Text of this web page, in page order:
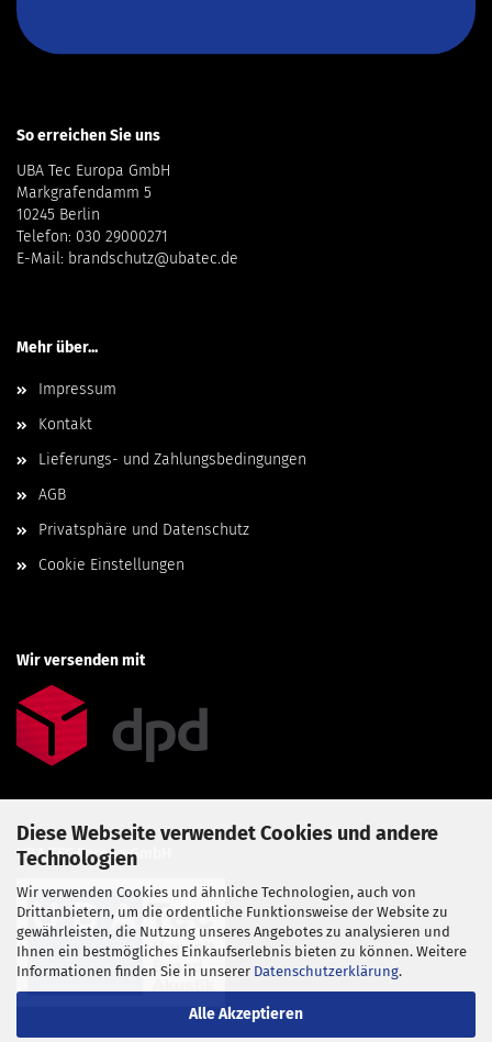
Diese Webseite verwendet Cookies und andere
Technologien
Wir verwenden Cookies und ähnliche Technologien, auch von
Drittanbietern, um die ordentliche Funktionsweise der Website zu
gewährleisten, die Nutzung unseres Angebotes zu analysieren und
Ihnen ein bestmögliches Einkaufserlebnis bieten zu können. Weitere
Informationen finden Sie in unserer Datenschutzerklärung.
Alle Akzeptieren
So erreichen Sie uns
UBA Tec Europa GmbH
Markgrafendamm 5
10245 Berlin
Telefon: 030 29000271
E-Mail: brandschutz@ubatec.de
Mehr über...
Impressum
Kontakt
Lieferungs- und Zahlungsbedingungen
AGB
Privatsphäre und Datenschutz
Cookie Einstellungen
Wir versenden mit
UBA TEC Europa GmbH